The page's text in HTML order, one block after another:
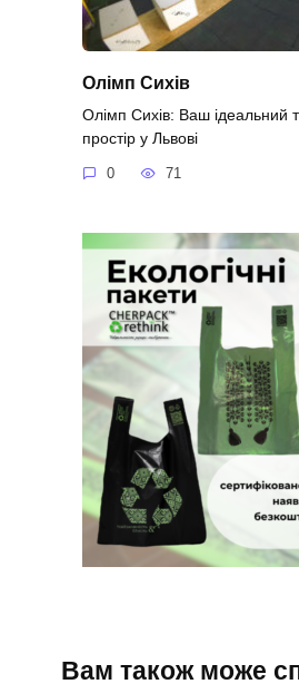
Олімп Сихів
Олімп Сихів: Ваш ідеальний
простір у Львові
0 71
Вам також може